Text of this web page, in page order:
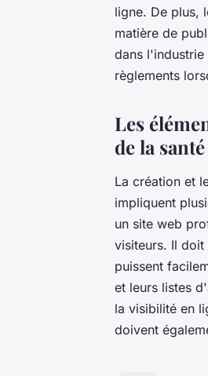
ligne. De plus,
matière de
dans l'industrie
règlements
Les
de la santé
La création et
impliquent
un site web
visiteurs. Il doit
puissent
et leurs listes
la visibilité en
doivent